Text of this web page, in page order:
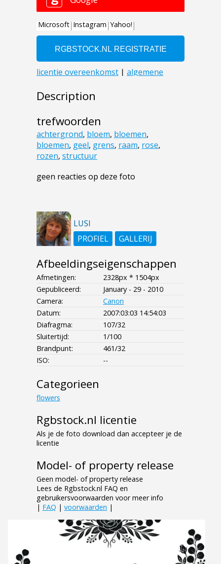
Description
trefwoorden
achtergrond, bloem, bloemen,
bloemen, geel, grens, raam, rose,
rozen, structuur
geen reacties op deze foto
LUSI
PROFIEL
GALLERIJ
Afbeeldingseigenschappen
Afmetingen:
2328px * 1504px
Gepubliceerd:
January - 29 - 2010
Camera:
Canon
Datum:
2007:03:03 14:54:03
Diafragma:
107/32
Sluitertijd:
1/100
Brandpunt:
461/32
ISO:
--
Categorieen
flowers
Rgbstock.nl licentie
Als je de foto download dan accepteer je de
licentie
Model- of property release
Geen model- of property release
Lees de Rgbstock.nl FAQ en
gebruikersvoorwaarden voor meer info
| FAQ | voorwaarden |